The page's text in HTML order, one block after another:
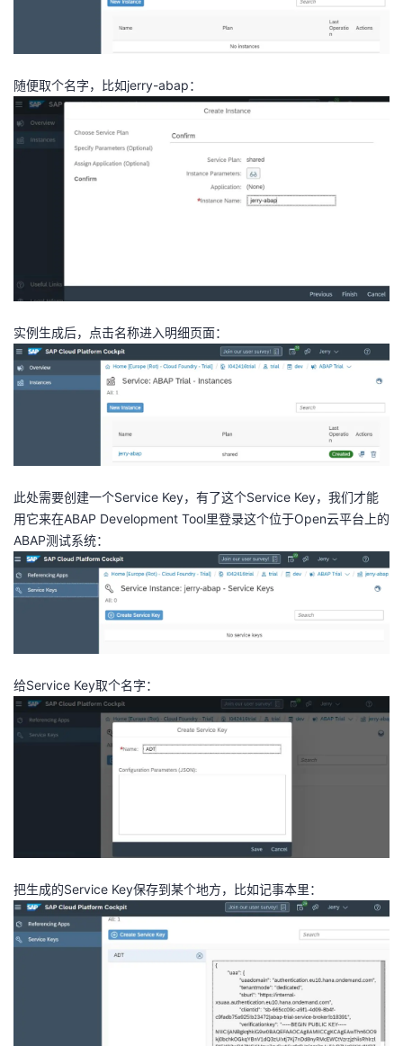
随便取个名字，比如jerry-abap：
实例生成后，点击名称进入明细页面：
此处需要创建一个Service Key，有了这个Service Key，我们才能
用它来在ABAP Development Tool里登录这个位于Open云平台上的
ABAP测试系统：
给Service Key取个名字：
把生成的Service Key保存到某个地方，比如记事本里：